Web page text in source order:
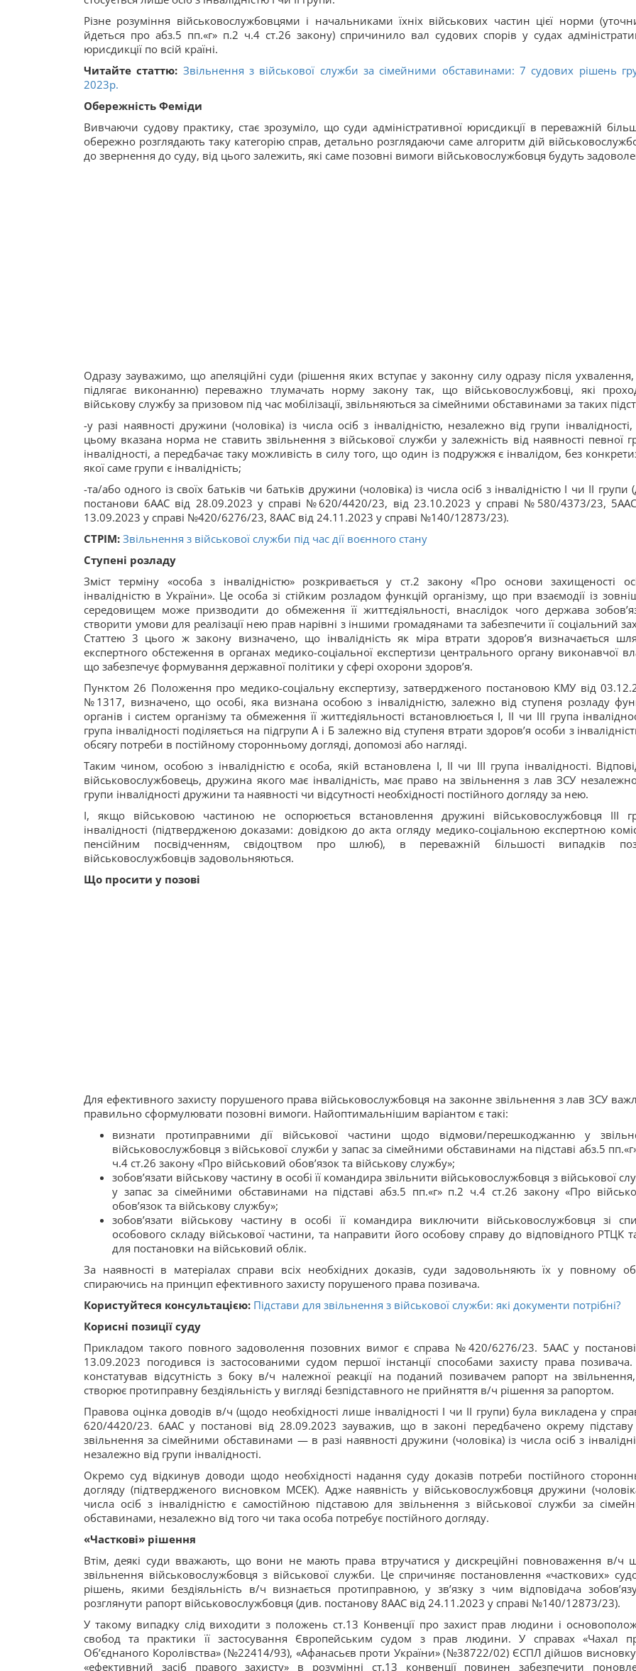
Різне розуміння військовослужбовцями і начальниками їхніх військових частин цієї норми
йдеться про абз.5 пп.«г» п.2 ч.4 ст.26 закону) спричинило вал судових спорів у судах
юрисдикції по всій країні.
Читайте статтю: Звільнення з військової служби за сімейними обставинами: 7 судових рішень
2023р.
Обережність Феміди
Вивчаючи судову практику, стає зрозуміло, що суди адміністративної юрисдикції в переважній
обережно розглядають таку категорію справ, детально розглядаючи саме алгоритм дій
до звернення до суду, від цього залежить, які саме позовні вимоги військовослужбовця будуть
Одразу зауважимо, що апеляційні суди (рішення яких вступає у законну силу одразу після
підлягає виконанню) переважно тлумачать норму закону так, що військовослужбовці, які
військову службу за призовом під час мобілізації, звільняються за сімейними обставинами за таких
-у разі наявності дружини (чоловіка) із числа осіб з інвалідністю, незалежно від групи
цьому вказана норма не ставить звільнення з військової служби у залежність від наявності певної
інвалідності, а передбачає таку можливість в силу того, що один із подружжя є інвалідом, без
якої саме групи є інвалідність;
-та/або одного із своїх батьків чи батьків дружини (чоловіка) із числа осіб з інвалідністю I чи II групи
постанови 6ААС від 28.09.2023 у справі №620/4420/23, від 23.10.2023 у справі №580/4373/23,
13.09.2023 у справі №420/6276/23, 8ААС від 24.11.2023 у справі №140/12873/23).
СТРІМ: Звільнення з військової служби під час дії воєнного стану
Ступені розладу
Зміст терміну «особа з інвалідністю» розкривається у ст.2 закону «Про основи захищеності
інвалідністю в України». Це особа зі стійким розладом функцій організму, що при взаємодії із
середовищем може призводити до обмеження її життєдіяльності, внаслідок чого держава
створити умови для реалізації нею прав нарівні з іншими громадянами та забезпечити її соціальний
Статтею 3 цього ж закону визначено, що інвалідність як міра втрати здоров’я визначається
експертного обстеження в органах медико-соціальної експертизи центрального органу виконавчої
що забезпечує формування державної політики у сфері охорони здоров’я.
Пунктом 26 Положення про медико-соціальну експертизу, затвердженого постановою КМУ від
№1317, визначено, що особі, яка визнана особою з інвалідністю, залежно від ступеня розладу
органів і систем організму та обмеження її життєдіяльності встановлюється I, II чи III група
група інвалідності поділяється на підгрупи А і Б залежно від ступеня втрати здоров’я особи з
обсягу потреби в постійному сторонньому догляді, допомозі або нагляді.
Таким чином, особою з інвалідністю є особа, якій встановлена I, II чи III група інвалідності.
військовослужбовець, дружина якого має інвалідність, має право на звільнення з лав ЗСУ
групи інвалідності дружини та наявності чи відсутності необхідності постійного догляду за нею.
І, якщо військовою частиною не оспорюється встановлення дружині військовослужбовця ІІІ
інвалідності (підтвердженою доказами: довідкою до акта огляду медико-соціальною експертною
пенсійним посвідченням, свідоцтвом про шлюб), в переважній більшості випадків
військовослужбовців задовольняються.
Що просити у позові
Для ефективного захисту порушеного права військовослужбовця на законне звільнення з лав ЗСУ
правильно сформулювати позовні вимоги. Найоптимальнішим варіантом є такі:
визнати протиправними дії військової частини щодо відмови/перешкоджанню у
військовослужбовця з військової служби у запас за сімейними обставинами на підставі абз.5
ч.4 ст.26 закону «Про військовий обов’язок та військову службу»;
зобов’язати військову частину в особі її командира звільнити військовослужбовця з військової
у запас за сімейними обставинами на підставі абз.5 пп.«г» п.2 ч.4 ст.26 закону «Про
обов’язок та військову службу»;
зобов’язати військову частину в особі її командира виключити військовослужбовця зі
особового складу військової частини, та направити його особову справу до відповідного РТЦК
для постановки на військовий облік.
За наявності в матеріалах справи всіх необхідних доказів, суди задовольняють їх у повному
спираючись на принцип ефективного захисту порушеного права позивача.
Користуйтеся консультацією: Підстави для звільнення з військової служби: які документи потрібні?
Корисні позиції суду
Прикладом такого повного задоволення позовних вимог є справа №420/6276/23. 5ААС у
13.09.2023 погодився із застосованими судом першої інстанції способами захисту права
констатував відсутність з боку в/ч належної реакції на поданий позивачем рапорт на
створює протиправну бездіяльність у вигляді безпідставного не прийняття в/ч рішення за рапортом.
Правова оцінка доводів в/ч (щодо необхідності лише інвалідності I чи II групи) була викладена у
620/4420/23. 6ААС у постанові від 28.09.2023 зауважив, що в законі передбачено окрему
звільнення за сімейними обставинами — в разі наявності дружини (чоловіка) із числа осіб з
незалежно від групи інвалідності.
Окремо суд відкинув доводи щодо необхідності надання суду доказів потреби постійного
догляду (підтвердженого висновком МСЕК). Адже наявність у військовослужбовця дружини
числа осіб з інвалідністю є самостійною підставою для звільнення з військової служби за
обставинами, незалежно від того чи така особа потребує постійного догляду.
«Часткові» рішення
Втім, деякі суди вважають, що вони не мають права втручатися у дискреційні повноваження в/ч
звільнення військовослужбовця з військової служби. Це спричиняє постановлення «часткових»
рішень, якими бездіяльність в/ч визнається протиправною, у зв’язку з чим відповідача
розглянути рапорт військовослужбовця (див. постанову 8ААС від 24.11.2023 у справі №140/12873/23).
У такому випадку слід виходити з положень ст.13 Конвенції про захист прав людини і
свобод та практики її застосування Європейським судом з прав людини. У справах «Чахал
Об’єднаного Королівства» (№22414/93), «Афанасьєв проти України» (№38722/02) ЄСПЛ дійшов
«ефективний засіб правого захисту» в розумінні ст.13 конвенції повинен забезпечити